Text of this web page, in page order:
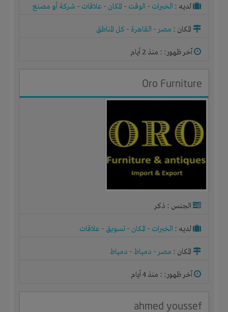
لديـه : الخبرات - الوقت - المكان - علاقات - شركة أو مصنع
المكان : مصر- القاهرة - كل المناطق
آخر ظهور: : منذ 2 أيام
Oro Furniture
الجنس : ذكر
لديـه : الخبرات - المكان - تسويق - علاقات
المكان : مصر- دمياط- دمياط
آخر ظهور: : منذ 4 أيام
ahmed youssef